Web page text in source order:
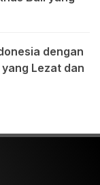
dengan
Lezat dan